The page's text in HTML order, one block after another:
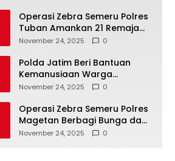
Operasi Zebra Semeru Polres
Tuban Amankan 21 Remaja
Pelaku Balap Liar
November 24, 2025 0
Polda Jatim Beri Bantuan
Kemanusiaan Warga
Terdampak Erupsi Gunung
November 24, 2025 0
Operasi Zebra Semeru Polres
Magetan Berbagi Bunga dan
Coklat Ajak Warga Tertib
November 24, 2025 0